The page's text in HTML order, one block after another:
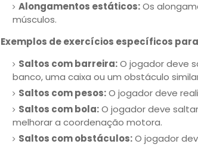
Alongamentos estáticos:Os
músculos.
Exemplos de exercícios específicos
Saltos com barreira:O jogador deve
banco, uma caixa ou um obstáculo
Saltos com pesos:O jogador deve
Saltos com bola:O jogador deve
melhorar a coordenação motora.
Saltos com obstáculos:O jogador